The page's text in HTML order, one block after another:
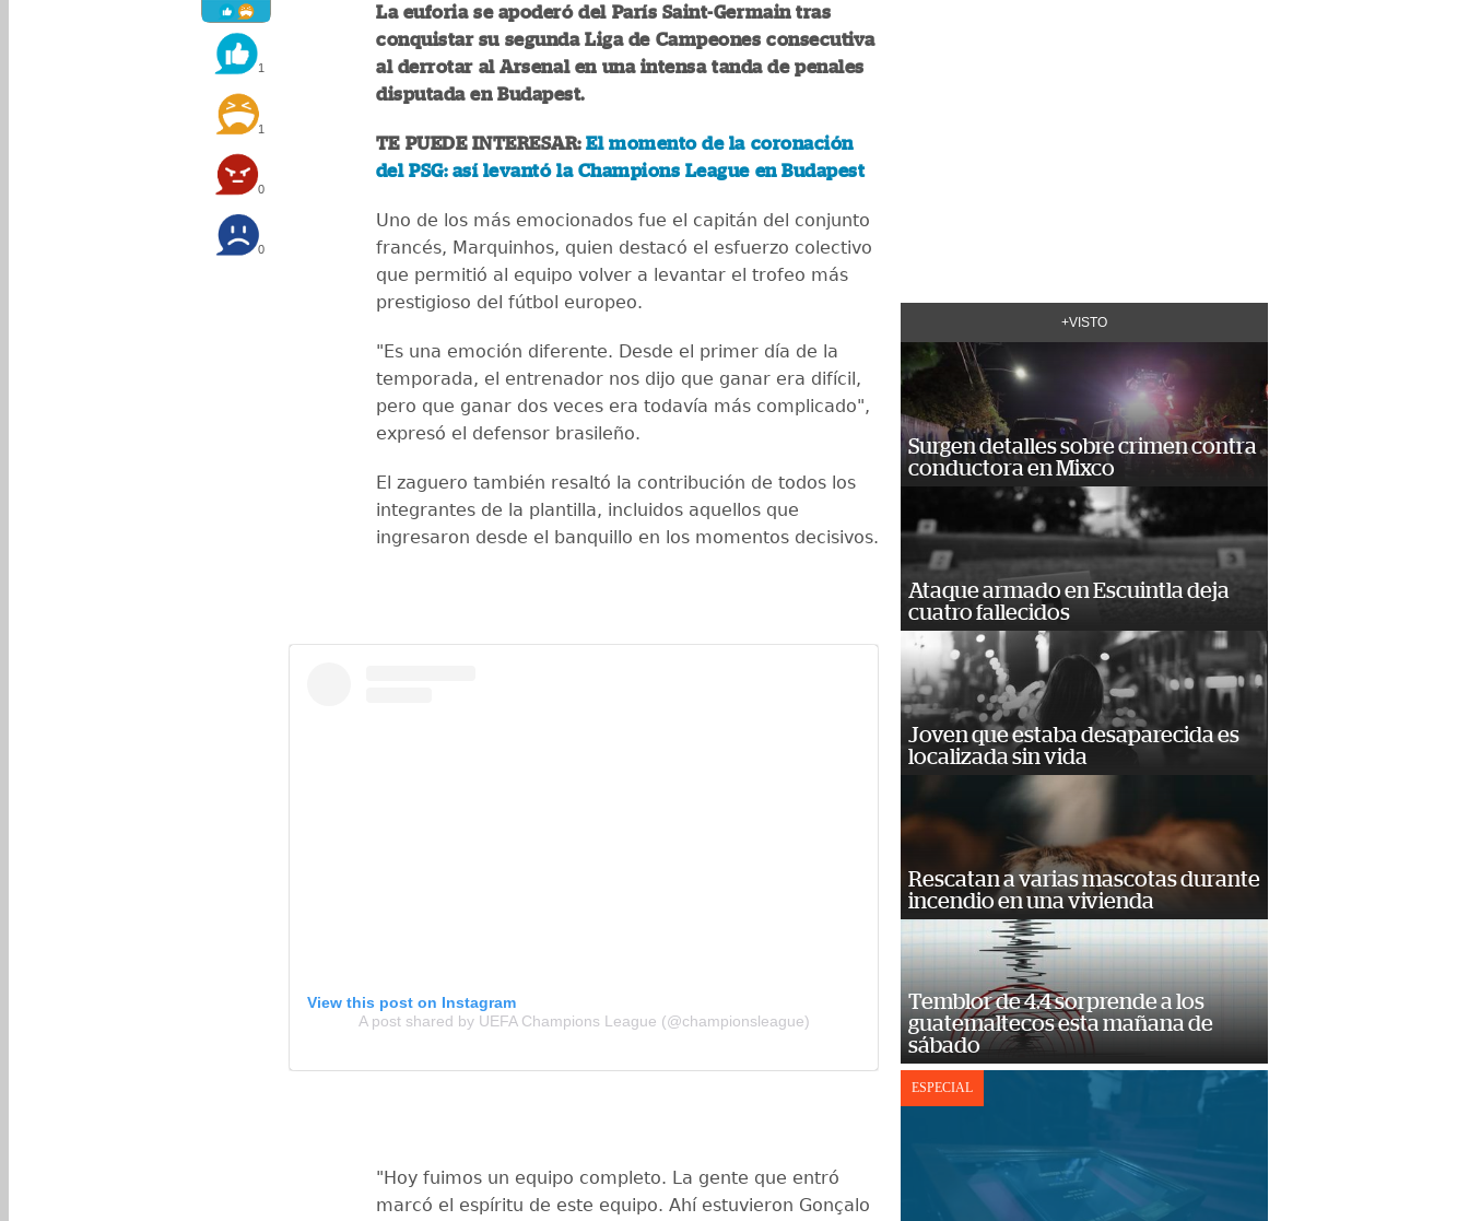
1
1
0
0
La euforia se apoderó del París Saint-Germain tras
conquistar su segunda Liga de Campeones consecutiva
al derrotar al Arsenal en una intensa tanda de penales
disputada en Budapest.
TE PUEDE INTERESAR:El momento de la coronación
del PSG: así levantó la Champions League en Budapest
Uno de los más emocionados fue el capitán del conjunto
francés, Marquinhos, quien destacó el esfuerzo colectivo
que permitió al equipo volver a levantar el trofeo más
prestigioso del fútbol europeo.
"Es una emoción diferente. Desde el primer día de la
temporada, el entrenador nos dijo que ganar era difícil,
pero que ganar dos veces era todavía más complicado",
expresó el defensor brasileño.
El zaguero también resaltó la contribución de todos los
integrantes de la plantilla, incluidos aquellos que
ingresaron desde el banquillo en los momentos decisivos.
View this post on Instagram
A post shared by UEFA Champions League (@championsleague)
"Hoy fuimos un equipo completo. La gente que entró
marcó el espíritu de este equipo. Ahí estuvieron Gonçalo
+VISTO
Surgen detalles sobre crimen contra
conductora en Mixco
Ataque armado en Escuintla deja
cuatro fallecidos
Joven que estaba desaparecida es
localizada sin vida
Rescatan a varias mascotas durante
incendio en una vivienda
Temblor de 4.4 sorprende a los
guatemaltecos esta mañana de
sábado
ESPECIAL